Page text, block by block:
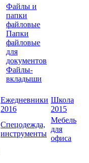
Файлы и
папки
файловые
Папки
файловые
для
документов
Файлы-
вкладыши
Ежедневники
2016
Школа
2015
Спецодежда,
инструменты
Мебель
для
офиса